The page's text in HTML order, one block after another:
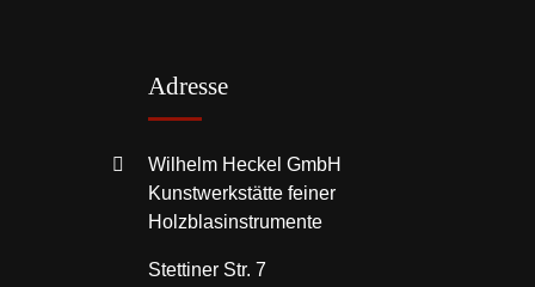
Adresse
Wilhelm Heckel GmbH
Kunstwerkstätte feiner
Holzblasinstrumente
Stettiner Str. 7